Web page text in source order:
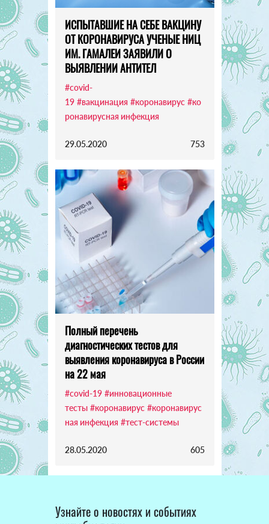
ИСПЫТАВШИЕ НА СЕБЕ ВАКЦИНУ
ОТ КОРОНАВИРУСА УЧЕНЫЕ НИЦ
ИМ. ГАМАЛЕИ ЗАЯВИЛИ О
ВЫЯВЛЕНИИ АНТИТЕЛ
#covid-
19 #вакцинация #коронавирус #ко
ронавирусная инфекция
29.05.2020 753
Полный перечень
диагностических тестов для
выявления коронавируса в России
на 22 мая
#covid-19 #инновационные
тесты #коронавирус #коронавирус
ная инфекция #тест-системы
28.05.2020 605
Узнайте о новостях и событиях